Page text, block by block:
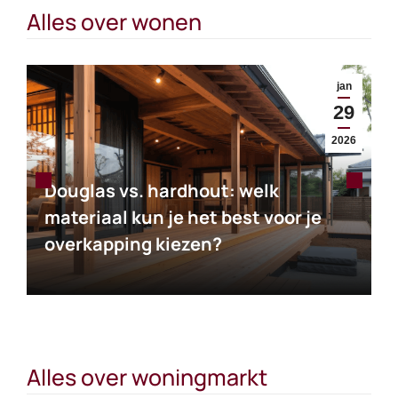
Alles over wonen
jan
29
2026
Douglas vs. hardhout: welk
materiaal kun je het best voor je
overkapping kiezen?
Alles over woningmarkt
Een vakantiewoning kopen?